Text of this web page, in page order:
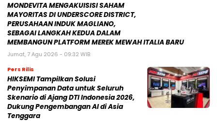
MONDEVITA MENGAKUISISI SAHAM
MAYORITAS DI UNDERSCORE DISTRICT,
PERUSAHAAN INDUK MAGLIANO,
SEBAGAI LANGKAH KEDUA DALAM
MEMBANGUN PLATFORM MEREK MEWAH ITALIA BARU
Jumat, 7 Agu 2026 - 09:32 WIB
Pers Rilis
HIKSEMI Tampilkan Solusi
Penyimpanan Data untuk Seluruh
Skenario di Ajang DTI Indonesia 2026,
Dukung Pengembangan AI di Asia
Tenggara